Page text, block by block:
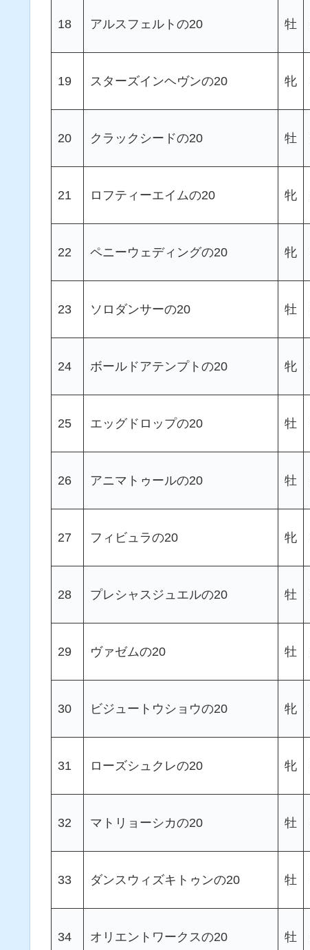
18 アルスフェルトの20 牡
19 スターズインヘヴンの20 牝
20 クラックシードの20 牡
21 ロフティーエイムの20 牝
22 ペニーウェディングの20 牝
23 ソロダンサーの20 牡
24 ボールドアテンプトの20 牝
25 エッグドロップの20 牡
26 アニマトゥールの20 牡
27 フィビュラの20 牝
28 プレシャスジュエルの20 牡
29 ヴァゼムの20 牡
30 ビジュートウショウの20 牝
31 ローズシュクレの20 牝
32 マトリョーシカの20 牡
33 ダンスウィズキトゥンの20 牡
34 オリエントワークスの20 牡